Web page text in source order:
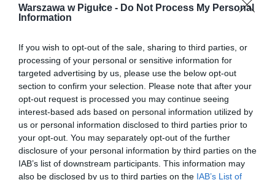
Warszawa w Pigułce - Do Not Process My Personal
Information
If you wish to opt-out of the sale, sharing to third parties, or
processing of your personal or sensitive information for
targeted advertising by us, please use the below opt-out
section to confirm your selection. Please note that after your
opt-out request is processed you may continue seeing
interest-based ads based on personal information utilized by
us or personal information disclosed to third parties prior to
your opt-out. You may separately opt-out of the further
disclosure of your personal information by third parties on the
IAB’s list of downstream participants. This information may
also be disclosed by us to third parties on the IAB’s List of